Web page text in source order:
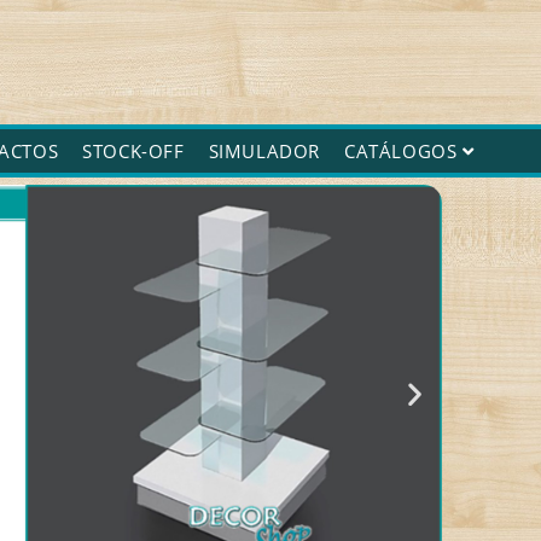
STOCK-OFF SIMULADOR CATÁLOGOS